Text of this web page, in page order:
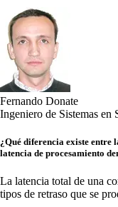
Fernando Donate
Ingeniero de Sistemas en
¿Qué diferencia existe entre
latencia de procesamiento
La latencia total de una
tipos de retraso que se